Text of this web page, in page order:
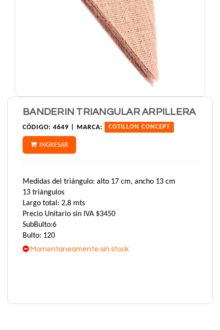
BANDERIN TRIANGULAR ARPILLERA
CÓDIGO: 4649 | MARCA: COTILLON CONCEPT
INGRESAR
Medidas del triángulo: alto 17 cm, ancho 13 cm
13 triángulos
Largo total: 2,8 mts
Precio Unitario sin IVA $3450
SubBulto:6
Bulto: 120
Momentaneamente sin stock